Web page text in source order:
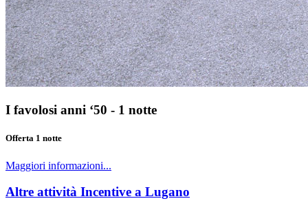
I favolosi anni ‘50 - 1 notte
Offerta 1 notte
Maggiori informazioni...
Altre attività Incentive a Lugano